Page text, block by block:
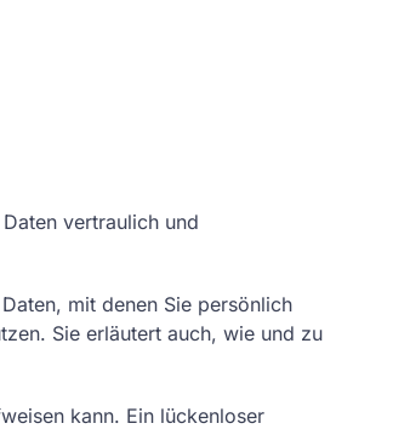
vertraulich und
mit denen Sie persönlich
Sie erläutert auch, wie und zu
kann. Ein lückenloser